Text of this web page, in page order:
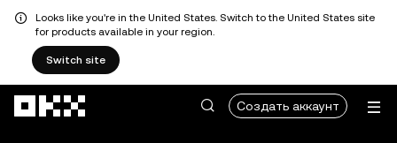
Looks like you're in the United States. Switch to the United States site
for products available in your region.
Switch site
Создать аккаунт